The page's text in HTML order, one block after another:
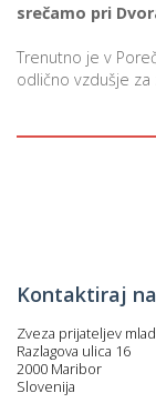
srečamo pri
Trenutno je v
odlično vzdušje
Kontaktiraj
Zveza prijateljev
Razlagova ulica 16
2000 Maribor
Slovenija